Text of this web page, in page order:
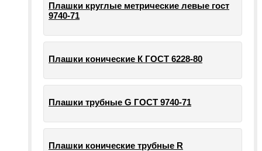
Плашки круглые метрические левые гост
9740-71
Плашки конические К ГОСТ 6228-80
Плашки трубные G ГОСТ 9740-71
Плашки конические трубные R